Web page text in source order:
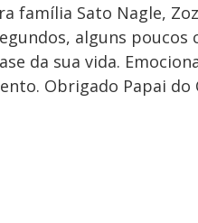
família Sato Nagle,
alguns
da sua vida.
Obrigado Papai do